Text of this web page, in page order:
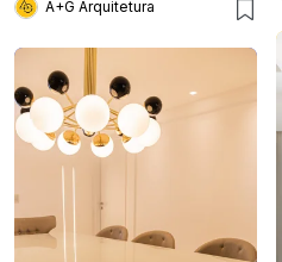
A+G Arquitetura